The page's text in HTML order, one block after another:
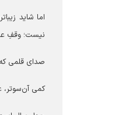
اما شاید
نیست؛ وقفِ
صدای قلمی
کمی آن‌سوتر،